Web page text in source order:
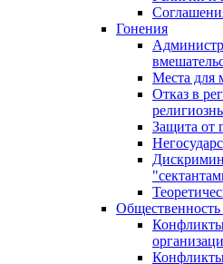
Гонения
Места для
Отказ в
Защита от